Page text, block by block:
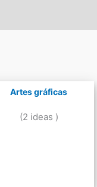
Artes gráficas
(2 ideas )